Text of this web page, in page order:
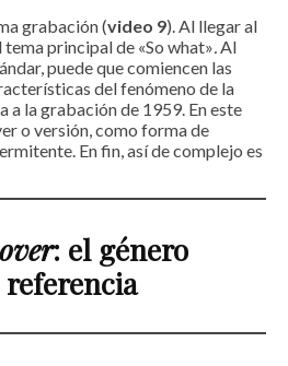
grabación (video 9). Al llegar al
principal de «So what».Al
puede que comiencen las
del fenómeno de la
a la grabación de 1959. En este
o versión, como forma de
En fin, así de complejo es
: el género